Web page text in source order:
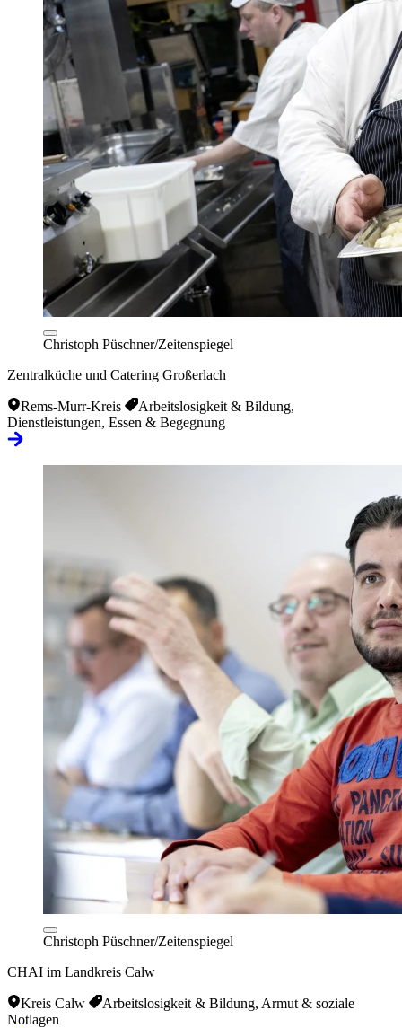
Christoph Püschner/Zeitenspiegel
Zentralküche und Catering Großerlach
Rems-Murr-Kreis
Arbeitslosigkeit & Bildung,
Dienstleistungen, Essen & Begegnung
Christoph Püschner/Zeitenspiegel
CHAI im Landkreis Calw
Kreis Calw
Arbeitslosigkeit & Bildung, Armut & soziale
Notlagen